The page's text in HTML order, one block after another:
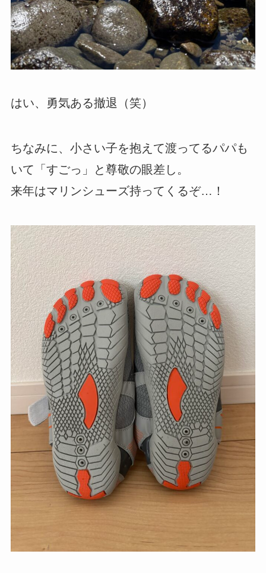
はい、勇気ある撤退（笑）
ちなみに、小さい子を抱えて渡ってるパパも
いて「すごっ」と尊敬の眼差し。
来年はマリンシューズ持ってくるぞ…！